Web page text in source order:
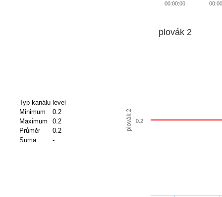
00:00:00
Typ kanálu level
Minimum
0.2
Maximum
0.2
Průměr
0.2
Suma
-
plovák 2
plovák 2
0.2